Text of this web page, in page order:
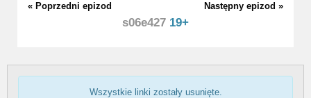
« Poprzedni epizod Następny epizod »
s06e427 19+
Wszystkie linki zostały usunięte.